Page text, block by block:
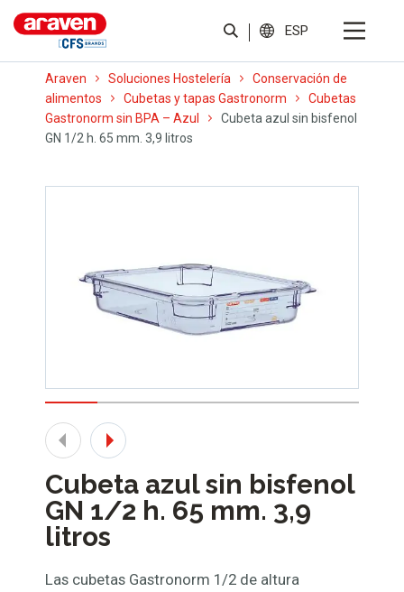
ESP
Araven Soluciones Hostelería
Conservación de
alimentos
Cubetas y tapas Gastronorm
Cubetas
Gastronorm sin BPA – Azul
Cubeta azul sin bisfenol
GN 1/2 h. 65 mm. 3,9 litros
Cubeta azul sin bisfenol
GN 1/2 h. 65 mm. 3,9
litros
Las cubetas Gastronorm 1/2 de altura